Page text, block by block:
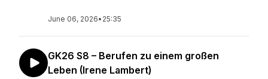
June 06, 2026• 25:35
GK26 S8 – Berufen zu einem großen
Leben (Irene Lambert)